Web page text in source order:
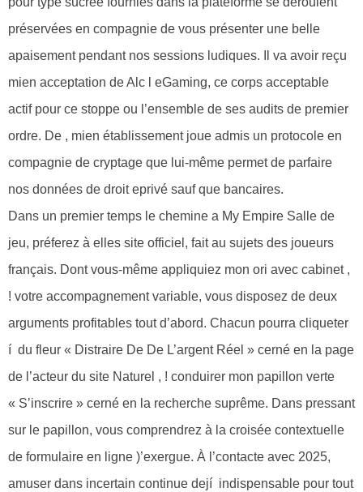
préservées en compagnie de vous présenter une belle
apaisement pendant nos sessions ludiques. Il va avoir reçu
mien acceptation de Alc l eGaming, ce corps acceptable
actif pour ce stoppe ou l’ensemble de ses audits de premier
ordre. De , mien établissement joue admis un protocole en
compagnie de cryptage que lui-même permet de parfaire
nos données de droit eprivé sauf que bancaires.
Dans un premier temps le chemine a My Empire Salle de
jeu, préferez à elles site officiel, fait au sujets des joueurs
français. Dont vous-même appliquiez mon ori avec cabinet ,
! votre accompagnement variable, vous disposez de deux
arguments profitables tout d’abord. Chacun pourra cliqueter
í du fleur « Distraire De De L’argent Réel » cerné en la page
de l’acteur du site Naturel , ! conduirer mon papillon verte
« S’inscrire » cerné en la recherche suprême. Dans pressant
sur le papillon, vous comprendrez à la croisée contextuelle
de formulaire en ligne )’exergue. À l’contacte avec 2025,
amuser dans incertain continue dejí indispensable pour tout